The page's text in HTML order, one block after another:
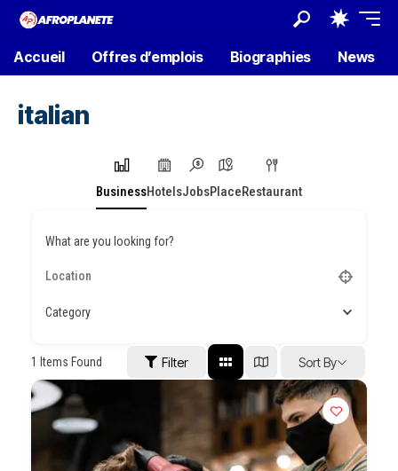
Accueil Offres d’emplois Biographies News
italian
BusinessHotelsJobsPlaceRestaurant
What are you looking for?
Category
1 Items Found Filter Sort By